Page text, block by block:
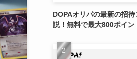
DOPAオリパの最新の招
説！無料で最大800ポイン